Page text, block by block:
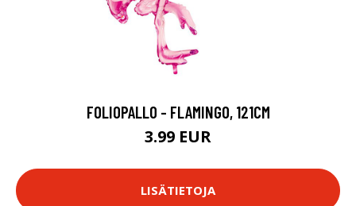
FOLIOPALLO - FLAMINGO, 121CM
3.99 EUR
LISÄTIETOJA